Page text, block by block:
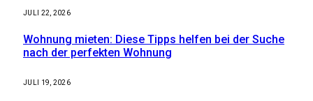
JULI 22, 2026
Wohnung mieten: Diese Tipps helfen bei der Suche
nach der perfekten Wohnung
JULI 19, 2026